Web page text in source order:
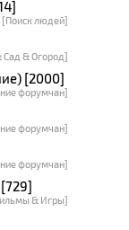
[Поиск людей]
& Огород]
[2000]
форумчан]
форумчан]
форумчан]
& Игры]